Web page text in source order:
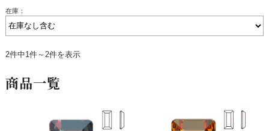
在庫：
2件中1件～2件を表示
商品一覧